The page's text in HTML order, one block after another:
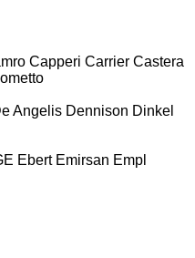
Capperi Carrier Castera
Angelis Dennison Dinkel
Ebert Emirsan Empl